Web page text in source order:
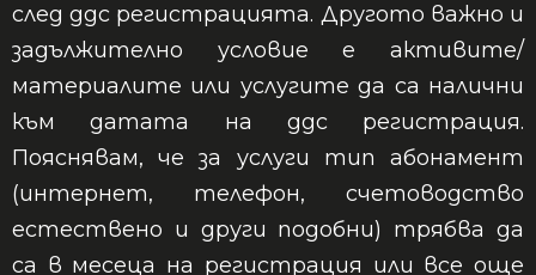
след ддс регистрацията. Другото важно и
задължително условие е активите/
материалите или услугите да са налични
към датата на ддс регистрация.
Пояснявам, че за услуги тип абонамент
(интернет, телефон, счетоводство
естествено и други подобни) трябва да
са в месеца на регистрация или все още